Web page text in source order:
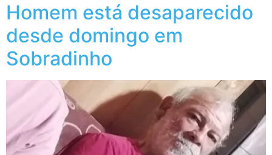
Homem está desaparecido
desde domingo em
Sobradinho